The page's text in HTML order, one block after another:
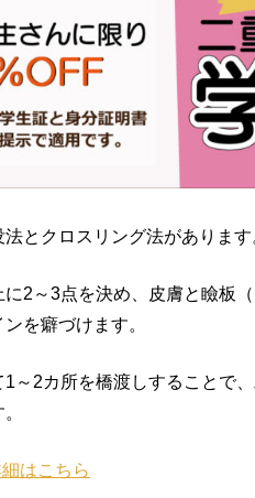
とクロスリング法があります
2～3点を決め、皮膚と瞼板
を癖づけます。
～2カ所を橋渡しすることで
はこちら